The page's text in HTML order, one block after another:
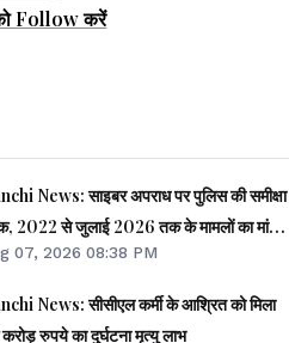
Follow करें
News: साइबर अपराध पर पुलिस की समीक्षा
2022 से जुलाई 2026 तक के मामलों का मांगा
07, 2026 08:38 PM
News: सीसीएल कर्मी के आश्रित को मिला
रुपये का दुर्घटना मृत्यु लाभ